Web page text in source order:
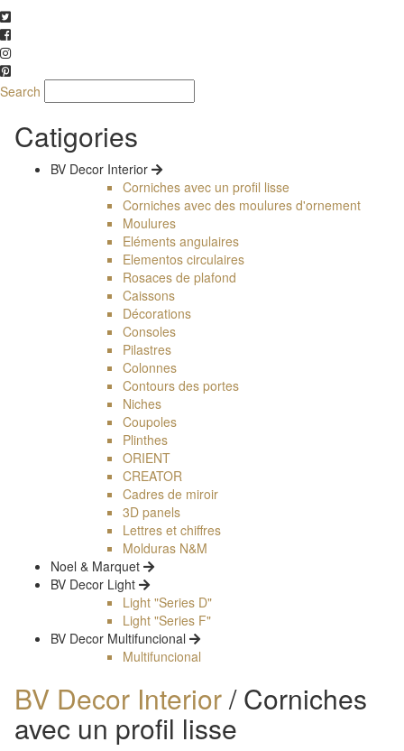
Search
Catigories
BV Decor Interior
Corniches avec un profil lisse
Corniches avec des moulures d'ornement
Moulures
Eléments angulaires
Elementos circulaires
Rosaces de plafond
Caissons
Décorations
Consoles
Pilastres
Colonnes
Contours des portes
Niches
Coupoles
Plinthes
ORIENT
CREATOR
Cadres de miroir
3D panels
Lettres et chiffres
Molduras N&M
Noel & Marquet
BV Decor Light
Light "Series D"
Light "Series F"
BV Decor Multifuncional
Multifuncional
BV Decor Interior/ Corniches
avec un profil lisse